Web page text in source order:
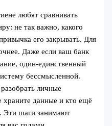
любят сравнивать
не так важно, какого
его закрывать. Для
Даже если ваш банк
один-единственный
бессмысленной.
личные
храните данные и кто ещё
Эти шаги занимают